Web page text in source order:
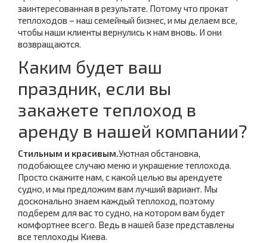
заинтересованная в результате. Потому что прокат
теплоходов – наш семейный бизнес, и мы делаем все,
чтобы наши клиенты вернулись к нам вновь. И они
возвращаются.
Каким будет ваш
праздник, если вы
закажете теплоход в
аренду в нашей компании?
Стильным и красивым.Уютная обстановка,
подобающее случаю меню и украшение теплохода.
Просто скажите нам, с какой целью вы арендуете
судно, и мы предложим вам лучший вариант. Мы
досконально знаем каждый теплоход, поэтому
подберем для вас то судно, на котором вам будет
комфортнее всего. Ведь в нашей базе представлены
все теплоходы Киева.